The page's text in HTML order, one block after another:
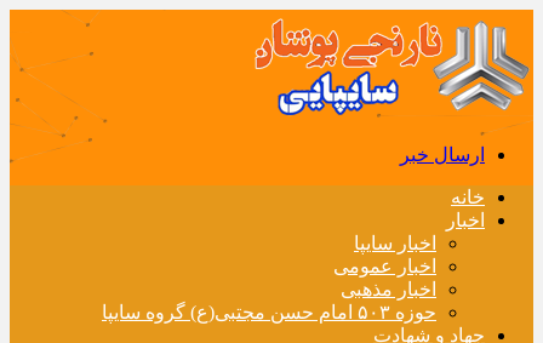
ارسال خبر
خانه
اخبار
اخبار سایپا
اخبار عمومی
اخبار مذهبی
حوزه ۵۰۳ امام حسن مجتبی(ع) گروه سایپا
جهاد و شهادت